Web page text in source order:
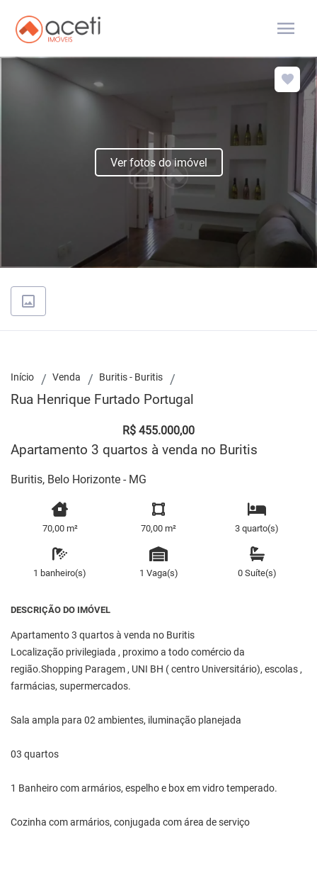
menu
Ver fotos do imóvel
Início Venda Buritis - Buritis
Rua Henrique Furtado Portugal
R$ 455.000,00
Apartamento 3 quartos à venda no Buritis
Buritis, Belo Horizonte - MG
70,00 m² 70,00 m² 3 quarto(s)
1 banheiro(s) 1 Vaga(s) 0 Suíte(s)
DESCRIÇÃO DO IMÓVEL
Apartamento 3 quartos à venda no Buritis
Localização privilegiada , proximo a todo comércio da
região.Shopping Paragem , UNI BH ( centro Universitário), escolas ,
farmácias, supermercados.
Sala ampla para 02 ambientes, iluminação planejada
03 quartos
1 Banheiro com armários, espelho e box em vidro temperado.
Cozinha com armários, conjugada com área de serviço